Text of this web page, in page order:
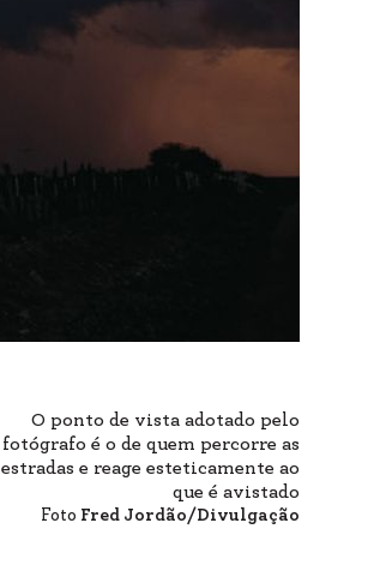
O ponto de vista adotado pelo
fotógrafo é o de quem percorre as
estradas e reage esteticamente ao
que é avistado
Foto Fred Jordão/Divulgação